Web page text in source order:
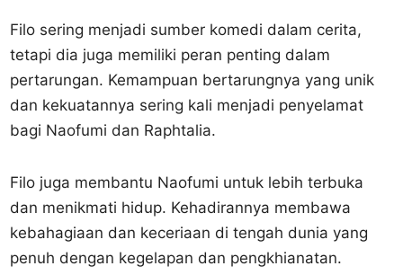
Filo sering menjadi sumber komedi dalam cerita,
tetapi dia juga memiliki peran penting dalam
pertarungan. Kemampuan bertarungnya yang unik
dan kekuatannya sering kali menjadi penyelamat
bagi Naofumi dan Raphtalia.
Filo juga membantu Naofumi untuk lebih terbuka
dan menikmati hidup. Kehadirannya membawa
kebahagiaan dan keceriaan di tengah dunia yang
penuh dengan kegelapan dan pengkhianatan.